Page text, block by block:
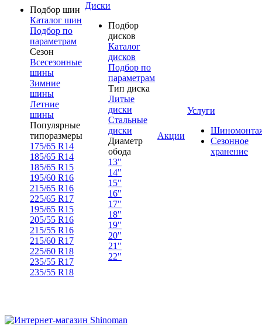
Подбор шин
Каталог шин
Подбор по
параметрам
Сезон
Всесезонные
шины
Зимние
шины
Летние
шины
Популярные
типоразмеры
175/65 R14
185/65 R14
185/65 R15
195/60 R16
215/65 R16
225/65 R17
195/65 R15
205/55 R16
215/55 R16
215/60 R17
225/60 R18
235/55 R17
235/55 R18
Диски
Подбор
дисков
Каталог
дисков
Подбор по
параметрам
Тип диска
Литые
диски
Стальные
диски
Диаметр
обода
13"
14"
15"
16"
17"
18"
19"
20"
21"
22"
Акции
Услуги
Сезонное
хранение